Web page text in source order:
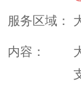
服务区域：
内容：